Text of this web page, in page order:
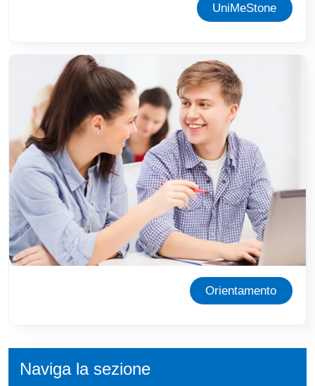
UniMeStone
Orientamento
Naviga la sezione